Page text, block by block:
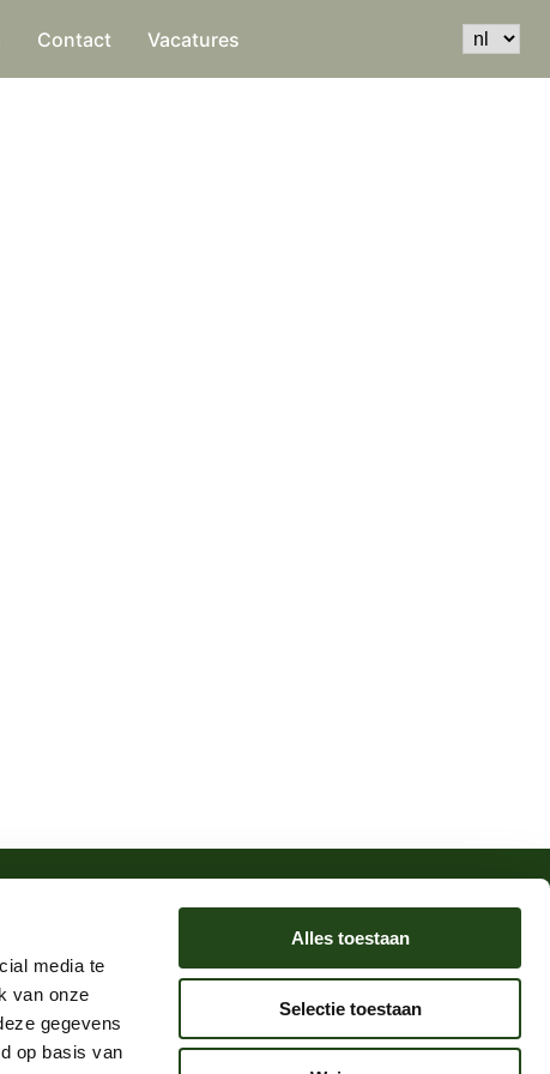
media te
van onze
gegevens
op basis van
Alles toestaan
Selectie toestaan
Contact Vacatures